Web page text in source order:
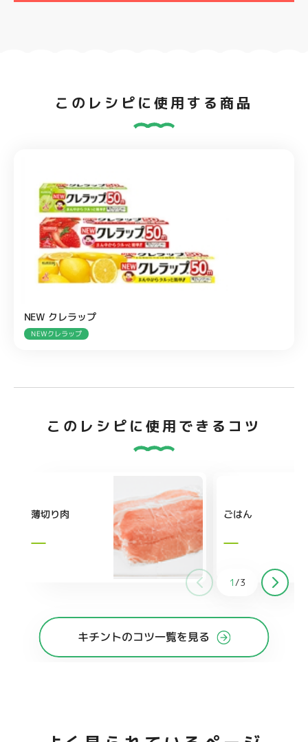
このレシピに使用する商品
NEW クレラップ
NEWクレラップ
このレシピに使用できるコツ
薄切り肉 ごはん
1/3
キチントのコツ一覧を見る